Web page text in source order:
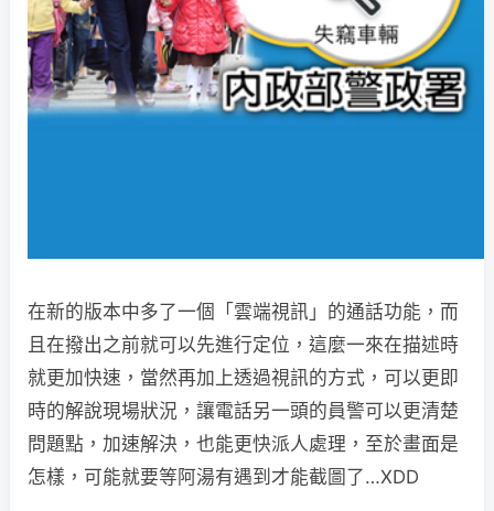
在新的版本中多了一個「雲端視訊」的通話功能，而
且在撥出之前就可以先進行定位，這麼一來在描述時
就更加快速，當然再加上透過視訊的方式，可以更即
時的解說現場狀況，讓電話另一頭的員警可以更清楚
問題點，加速解決，也能更快派人處理，至於畫面是
怎樣，可能就要等阿湯有遇到才能截圖了…XDD